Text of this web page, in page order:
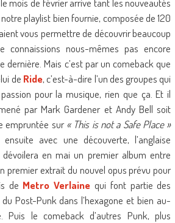
mois de février arrive tant les nouveautés
playlist bien fournie, composée de 120
vous permettre de découvrir beaucoup
connaissions nous-mêmes pas encore
dernière. Mais c’est par un comeback que
de Ride, c’est-à-dire l’un des groupes qui
pour la musique, rien que ça. Et il
par Mark Gardener et Andy Bell soit
empruntée sur« This is not a Safe Place »
avec une découverte, l’anglaise
en mai un premier album entre
premier extrait du nouvel opus prévu pour
de Metro Verlaine qui font partie des
Post-Punk dans l’hexagone et bien au-
Puis le comeback d’autres Punk, plus